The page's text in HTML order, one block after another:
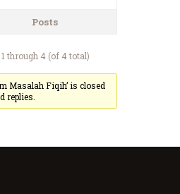
Posts
through 4 (of 4 total)
Masalah Fiqih’ is closed
replies.